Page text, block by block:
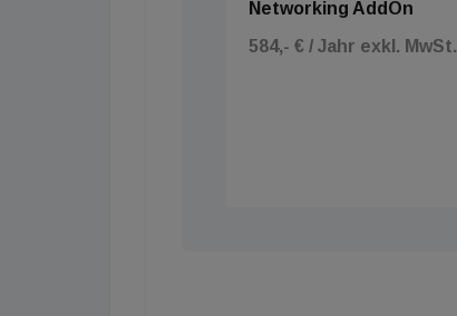
Networking AddOn
584,- € / Jahr exkl. MwSt.